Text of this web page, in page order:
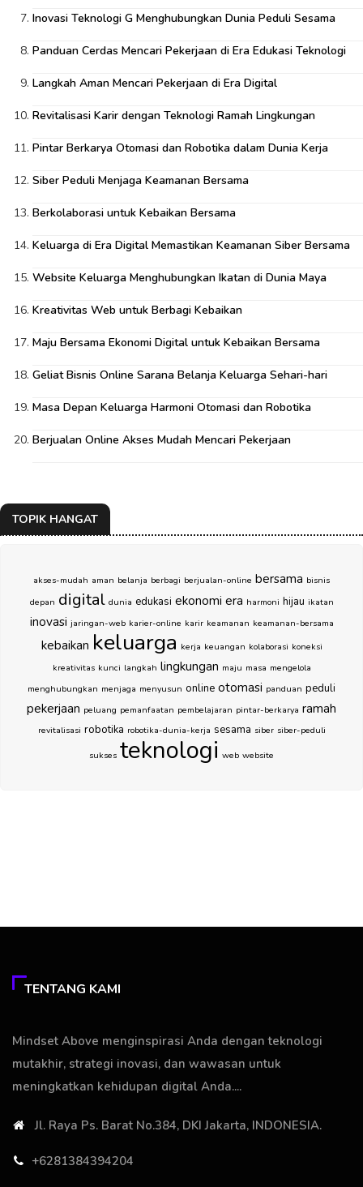
Inovasi Teknologi G Menghubungkan Dunia Peduli Sesama
Panduan Cerdas Mencari Pekerjaan di Era Edukasi Teknologi
Langkah Aman Mencari Pekerjaan di Era Digital
Revitalisasi Karir dengan Teknologi Ramah Lingkungan
Pintar Berkarya Otomasi dan Robotika dalam Dunia Kerja
Siber Peduli Menjaga Keamanan Bersama
Berkolaborasi untuk Kebaikan Bersama
Keluarga di Era Digital Memastikan Keamanan Siber Bersama
Website Keluarga Menghubungkan Ikatan di Dunia Maya
Kreativitas Web untuk Berbagi Kebaikan
Maju Bersama Ekonomi Digital untuk Kebaikan Bersama
Geliat Bisnis Online Sarana Belanja Keluarga Sehari-hari
Masa Depan Keluarga Harmoni Otomasi dan Robotika
Berjualan Online Akses Mudah Mencari Pekerjaan
TOPIK HANGAT
akses-mudah aman belanja berbagi berjualan-online bersama bisnis
depan digital dunia edukasi ekonomi era harmoni hijau ikatan
inovasi jaringan-web karier-online karir keamanan keamanan-bersama
kebaikan keluarga kerja keuangan kolaborasi koneksi
kreativitas kunci langkah lingkungan maju masa mengelola
menghubungkan menjaga menyusun online otomasi panduan peduli
pekerjaan peluang pemanfaatan pembelajaran pintar-berkarya ramah
revitalisasi robotika robotika-dunia-kerja sesama siber siber-peduli
sukses teknologi web website
TENTANG KAMI
Mindset Above menginspirasi Anda dengan teknologi
mutakhir, strategi inovasi, dan wawasan untuk
meningkatkan kehidupan digital Anda....
Jl. Raya Ps. Barat No.384, DKI Jakarta, INDONESIA.
+6281384394204